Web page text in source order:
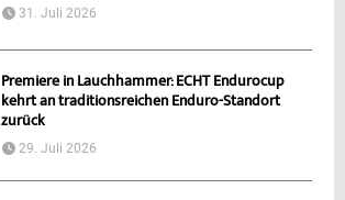
31. Juli 2026
Premiere in Lauchhammer: ECHT Endurocup
kehrt an traditionsreichen Enduro-Standort
zurück
29. Juli 2026